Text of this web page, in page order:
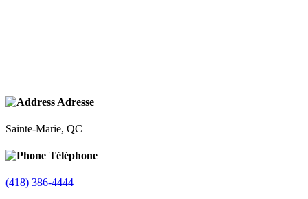
Adresse
Sainte-Marie, QC
Téléphone
(418) 386-4444